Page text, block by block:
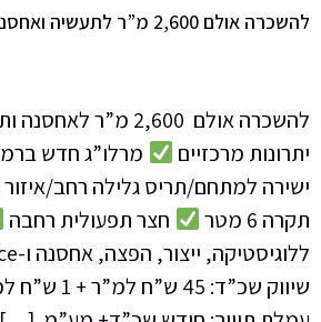
להשכרה אולם 2,600 מ”ר לתעשיה ואחסנה בבית שמש
להשכרה אולם 2,600
יתרונות מרכזיים
מרלו”ג חדש
ישירה למתחם/תריס גלילה רחב/
תקרה 6 מטר
חצר תפעולית רחבה
שיווק שכ”ד: